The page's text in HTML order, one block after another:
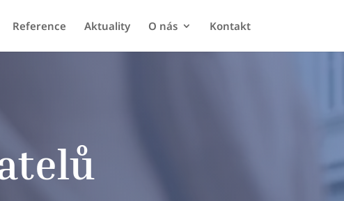
Reference Aktuality O nás Kontakt